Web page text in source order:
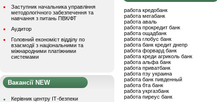
Заступник начальника управління
методологічного забезпечення та
навчання з питань ПВК/ФТ
Аудитор
Головний економіст відділу по
взаємодії з національними та
міжнародними платіжними
системами
Вакансії NEW
Керівник центру ІТ-безпеки
работа кредобанк
работа мегабанк
работа аваль
работа прокредит банк
работа ощадбанк
работа глобус банк
работа банк кредит днепр
работа форвард банк
работа креди агриколь банк
работа альфа банк
работа приватбанк
работа пзу украина
работа банк пивденный
работа бта банк
работа укргазбанк
работа пиреус банк